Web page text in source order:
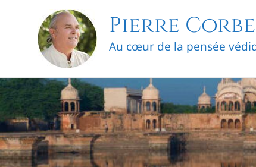
Pierre
Au cœur de la pensée